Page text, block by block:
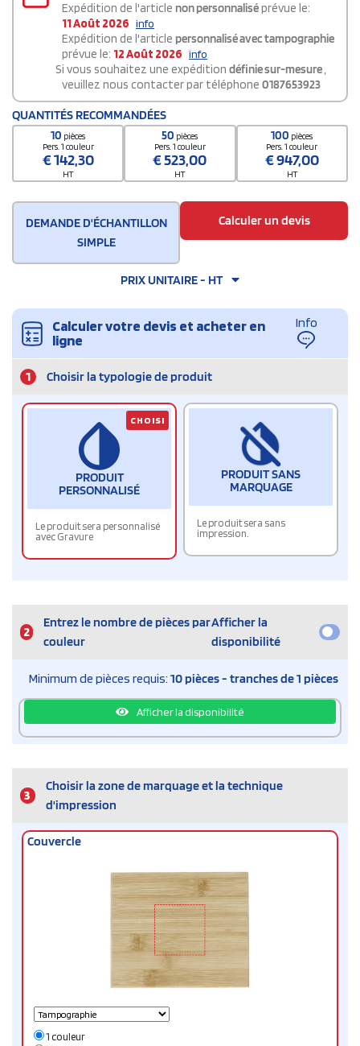
Expédition de l'article non personnaliséprévue le:
11 Août 2026 info
Expédition de l'article personnalisé avec tampographie
prévue le: 12 Août 2026 info
Si vous souhaitez une expédition définie sur-mesure,
veuillez nous contacter par téléphone 0187653923
QUANTITÉS RECOMMANDÉES
10 pièces
Pers. 1 couleur
€142,30
HT
50 pièces
Pers. 1 couleur
€523,00
HT
100 pièces
Pers. 1 couleur
€947,00
HT
DEMANDE D'ÉCHANTILLON
SIMPLE
Calculer un devis
PRIX UNITAIRE - HT
Calculer votre devis et acheter en
ligne
Info
1 Choisir la typologie de produit
PRODUIT
PERSONNALISÉ
Le produit sera personnalisé
avec Gravure
CHOISI
PRODUIT SANS
MARQUAGE
Le produit sera sans
impression.
2
Entrez le nombre de pièces par
couleur
Afficher la
disponibilité
Minimum de pièces requis: 10 pièces - tranches de 1 pièces
Afficher la disponibilité
3
Choisir la zone de marquage et la technique
d'impression
Couvercle
1 couleur